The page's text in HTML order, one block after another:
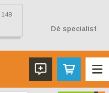
148
Dé specialist